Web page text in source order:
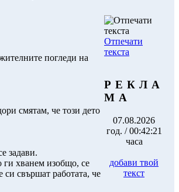
погледи на
смятам, че този дето
задави.
ги хванем изобщо, се
свършат работата, че
Отпечати
текста
Р Е К Л А
М А
07.08.2026
год. / 00:42:21
часа
добави твой
текст